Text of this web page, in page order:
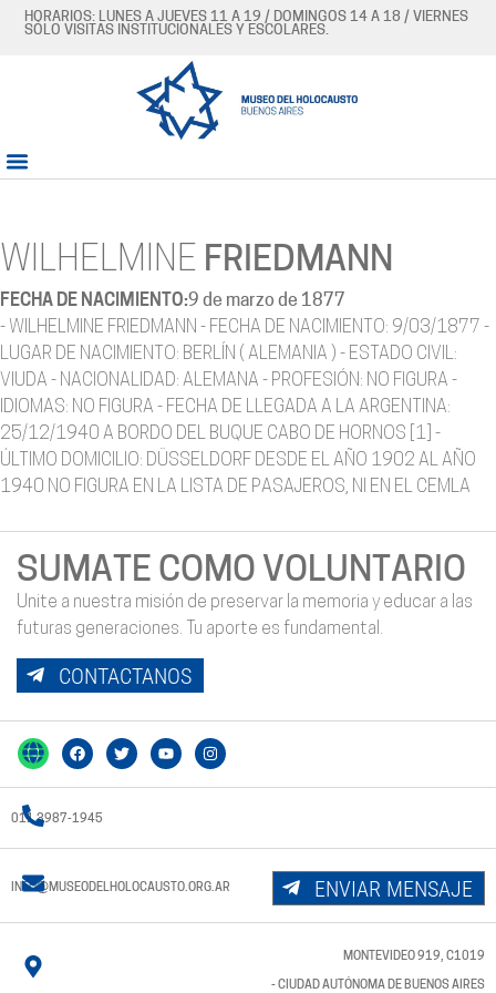
HORARIOS: LUNES A JUEVES 11 A 19 / DOMINGOS 14 A 18 / VIERNES
SÓLO VISITAS INSTITUCIONALES Y ESCOLARES.
WILHELMINE FRIEDMANN
FECHA DE NACIMIENTO:9 de marzo de 1877
- WILHELMINE FRIEDMANN - FECHA DE NACIMIENTO: 9/03/1877 -
LUGAR DE NACIMIENTO: BERLÍN ( ALEMANIA ) - ESTADO CIVIL:
VIUDA - NACIONALIDAD: ALEMANA - PROFESIÓN: NO FIGURA -
IDIOMAS: NO FIGURA - FECHA DE LLEGADA A LA ARGENTINA:
25/12/1940 A BORDO DEL BUQUE CABO DE HORNOS [1] -
ÚLTIMO DOMICILIO: DÜSSELDORF DESDE EL AÑO 1902 AL AÑO
1940 NO FIGURA EN LA LISTA DE PASAJEROS, NI EN EL CEMLA
SUMATE COMO VOLUNTARIO
Unite a nuestra misión de preservar la memoria y educar a las
futuras generaciones. Tu aporte es fundamental.
CONTACTANOS
011 3987-1945
INFO@MUSEODELHOLOCAUSTO.ORG.AR ENVIAR MENSAJE
MONTEVIDEO 919, C1019
- CIUDAD AUTÓNOMA DE BUENOS AIRES